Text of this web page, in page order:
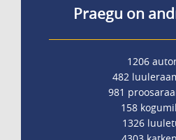
Praegu on
1206
482
981
158
1326